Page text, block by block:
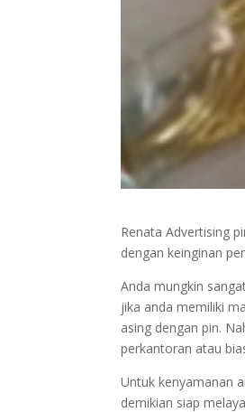
Renata Advertising
dengan keinginan
Anda mungkin
jika anda memiliki
asing dengan pin.
perkantoran atau
Untuk kenyamanan
demikian siap